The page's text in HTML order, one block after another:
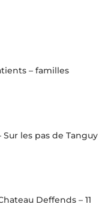
– familles
Sur les pas de Tanguy
Deffends – 11